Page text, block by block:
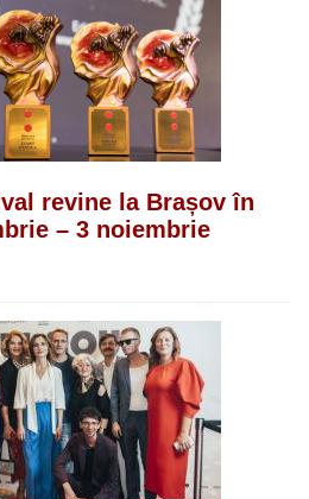
revine la Brașov în
– 3 noiembrie